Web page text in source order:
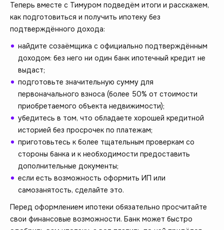
Теперь вместе с Тимуром подведём итоги и расскажем,
как подготовиться и получить ипотеку без
подтверждённого дохода:
найдите созаёмщика с официально подтверждённым
доходом: без него ни один банк ипотечный кредит не
выдаст;
подготовьте значительную сумму для
первоначального взноса (более 50% от стоимости
приобретаемого объекта недвижимости);
убедитесь в том, что обладаете хорошей кредитной
историей без просрочек по платежам;
приготовьтесь к более тщательным проверкам со
стороны банка и к необходимости предоставить
дополнительные документы;
если есть возможность оформить ИП или
самозанятость, сделайте это.
Перед оформлением ипотеки обязательно просчитайте
свои финансовые возможности. Банк может быстро